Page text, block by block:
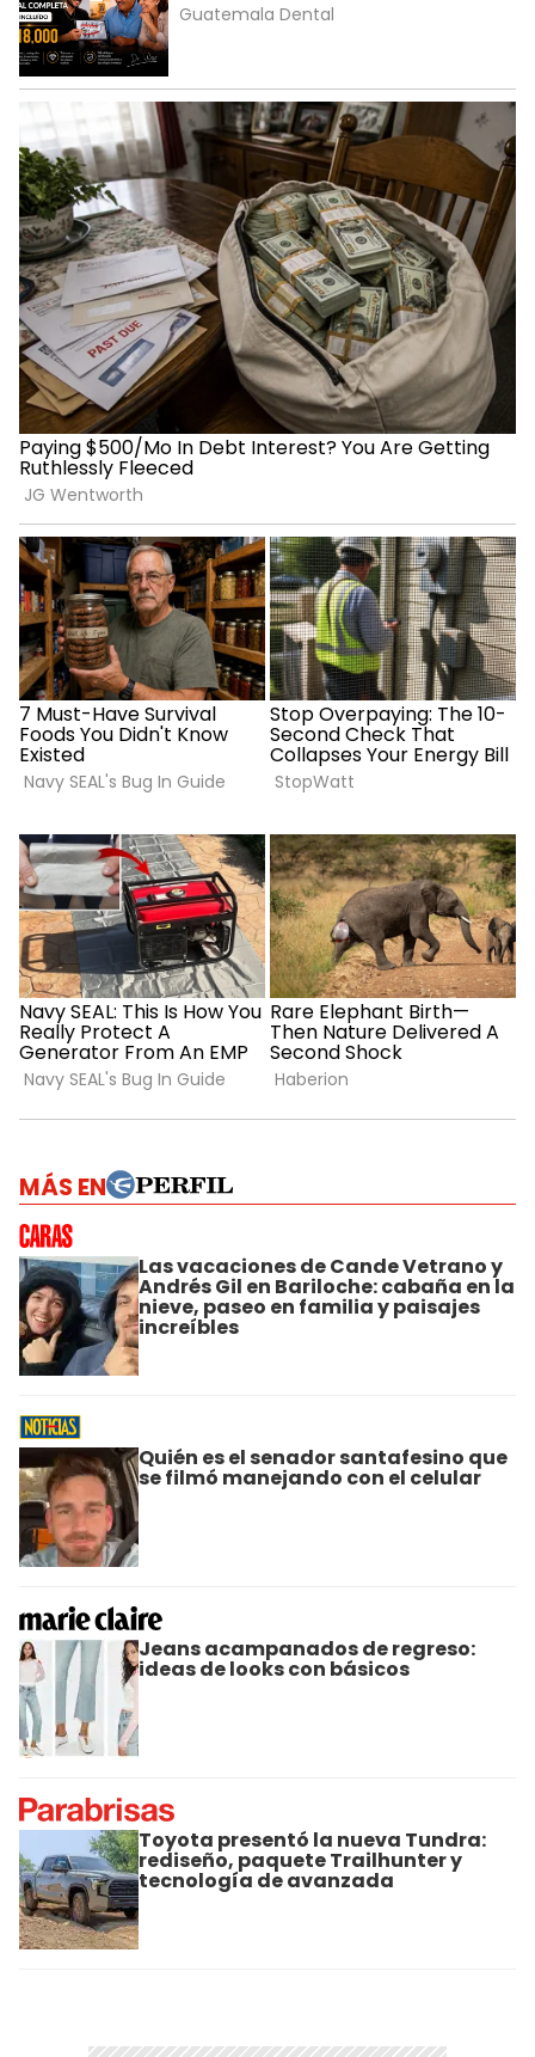
MÁS EN
Las vacaciones de Cande Vetrano y
Andrés Gil en Bariloche: cabaña en la
nieve, paseo en familia y paisajes
increíbles
Quién es el senador santafesino que
se filmó manejando con el celular
Jeans acampanados de regreso:
ideas de looks con básicos
Toyota presentó la nueva Tundra:
rediseño, paquete Trailhunter y
tecnología de avanzada